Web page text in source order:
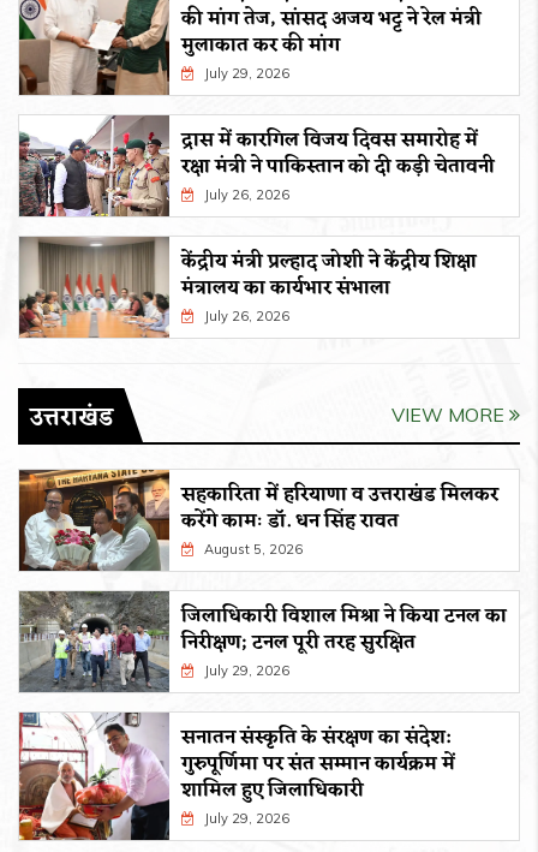
की मांग तेज, सांसद अजय भट्ट ने रेल मंत्री
मुलाकात कर की मांग
July 29, 2026
द्रास में कारगिल विजय दिवस समारोह में
रक्षा मंत्री ने पाकिस्तान को दी कड़ी चेतावनी
July 26, 2026
केंद्रीय मंत्री प्रल्हाद जोशी ने केंद्रीय शिक्षा
मंत्रालय का कार्यभार संभाला
July 26, 2026
उत्तराखंड VIEW MORE
सहकारिता में हरियाणा व उत्तराखंड मिलकर
करेंगे कामः डाॅ. धन सिंह रावत
August 5, 2026
जिलाधिकारी विशाल मिश्रा ने किया टनल का
निरीक्षण; टनल पूरी तरह सुरक्षित
July 29, 2026
सनातन संस्कृति के संरक्षण का संदेश:
गुरुपूर्णिमा पर संत सम्मान कार्यक्रम में
शामिल हुए जिलाधिकारी
July 29, 2026